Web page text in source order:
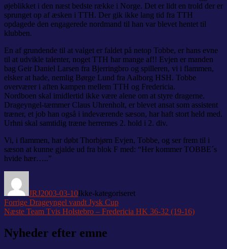
øjeblikket i den næst bedste række i Norge. Det er lidt en trold der er
sprunget op af æsken i TTH. Der gik ikke lang tid fra TTH
opdagede den engagerede nordmand til han var blevet hentet til
klubben.
En af grundende til at valget er faldet på netop Tobbe, er hans evne
til at udvikle talenter, noget TTH har mange af!! Evjen er manden
bag Geir Daniel Larsen fra Bjerringbro og spilleren, vi i flammen,
elsker at hade, nemlig Børge Lund fra Aalborg HSH. Tobbe
overværer i aften kampen mellem TTH og Fredericia.
Nordboen skal imidlertid ikke være alene om at styre dragerne.
Drageyngel-tæmmer Claus Uhrenholt, er blevet ansat som assistent
træner, et job han også i indeværende sæson, har haft stort held med.
Urhni skal samtidig træne herrernes 2. hold i 2. div.
Vi, i flammen, har døbt Thorbjørn Evjen, Tobbe, og ser frem til i
sæson at kunne gjalde ud fra blok F med: “Her kommer TOBBE´s
hvide hær…..”
JRJ2003-03-10Ikke-kategoriseret
Indlægsnavigation
Forrige Forrige
indlæg:
Drageyngel vandt Jysk Cup
Næste Næste
Team Tvis Holstebro – Fredericia HK 36-32 (19-16)
Nyheder efter emne